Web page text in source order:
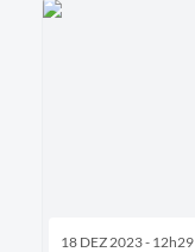
18 DEZ 2023 - 12h29